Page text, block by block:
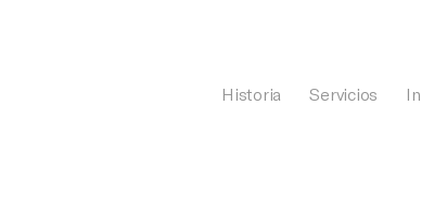
Historia Servicios